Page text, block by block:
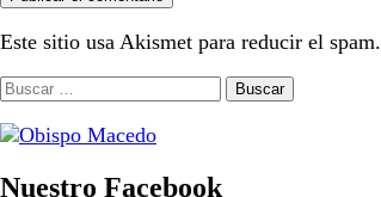
Este sitio usa Akismet para reducir el spam.
Buscar:
Nuestro Facebook